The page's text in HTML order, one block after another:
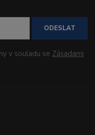
ODESLAT
v souladu se Zásadami